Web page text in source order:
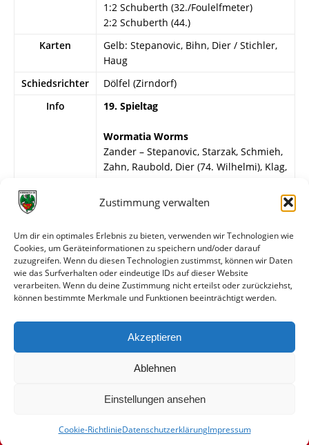
Zustimmung verwalten
Um dir ein optimales Erlebnis zu bieten, verwenden wir Technologien wie
Cookies, um Geräteinformationen zu speichern und/oder darauf
zuzugreifen. Wenn du diesen Technologien zustimmst, können wir Daten
wie das Surfverhalten oder eindeutige IDs auf dieser Website
verarbeiten. Wenn du deine Zustimmung nicht erteilst oder zurückziehst,
können bestimmte Merkmale und Funktionen beeinträchtigt werden.
Akzeptieren
Ablehnen
Einstellungen ansehen
Cookie-RichtlinieDatenschutzerklärungImpressum
1:2 Schuberth (32./Foulelfmeter)
2:2 Schuberth (44.)
Karten
Gelb: Stepanovic, Bihn, Dier / Stichler,
Haug
Schiedsrichter
Dölfel (Zirndorf)
Info
19. Spieltag
Wormatia Worms
Zander – Stepanovic, Starzak, Schmieh,
Zahn, Raubold, Dier (74. Wilhelmi), Klag,
Stuttgarter Kickers
Renner, Schömezler, Müller, Haug,
Hayer (28. Hoffmann), Heselschwerdt,
Kühn, Allgöwer.
Alle bisherigen Partien der beiden Mannschaften
anzeigen
© VfR Wormatia Worms